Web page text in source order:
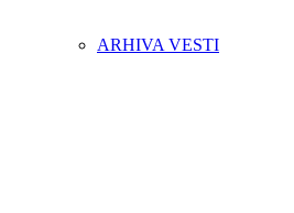
ARHIVA VESTI